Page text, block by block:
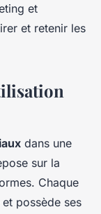
et
et retenir les
dans une
sur la
Chaque
possède ses